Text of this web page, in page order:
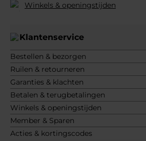
Winkels & openingstijden
Klantenservice
Bestellen & bezorgen
Ruilen & retourneren
Garanties & klachten
Betalen & terugbetalingen
Winkels & openingstijden
Member & Sparen
Acties & kortingscodes